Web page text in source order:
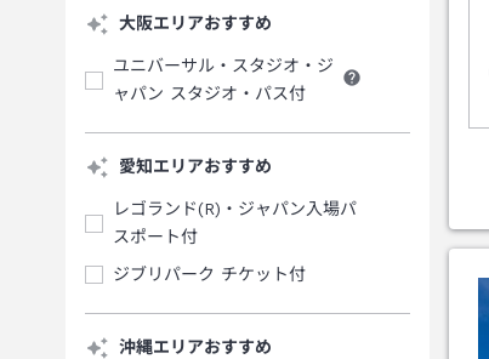
大阪エリアおすすめ
ユニバーサル・スタジオ・ジ
ャパン スタジオ・パス付
愛知エリアおすすめ
レゴランド(R)・ジャパン入場パ
スポート付
ジブリパーク チケット付
沖縄エリアおすすめ